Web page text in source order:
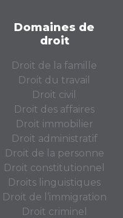
Domaines de
droit
Droit de la famille
Droit du travail
Droit civil
Droit des affaires
Droit immobilier
Droit administratif
Droit de la personne
Droit constitutionnel
Droits linguistiques
Droit de l’immigration
Droit criminel